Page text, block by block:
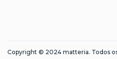
Copyright © 2024 matteria. Todos